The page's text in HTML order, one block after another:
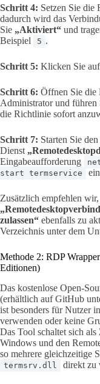
Schritt 4: Setzen Sie die
dadurch wird das
Sie „Aktiviert“ und
Beispiel
5 .
Schritt 5: Klicken Sie auf
Schritt 6: Öffnen Sie die
Administrator und führen
die Richtlinie sofort
Schritt 7: Starten Sie
Dienst
Eingabeaufforderung
start termservice
Zusätzlich empfehlen
zulassen“ ebenfalls zu
Verzeichnis unter dem
Methode 2: RDP
Editionen)
Das kostenlose Open-
(erhältlich auf GitHub
ist besonders für Nutzer
verwenden oder keine
Das Tool schaltet sich
Windows und den
so mehrere gleichzeitige
termsrv.dll direkt zu